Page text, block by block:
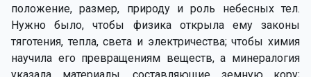
положение, размер, природу и роль небесных тел.
Нужно было, чтобы физика открыла ему законы
тяготения, тепла, света и электричества; чтобы химия
научила его превращениям веществ, а минералогия